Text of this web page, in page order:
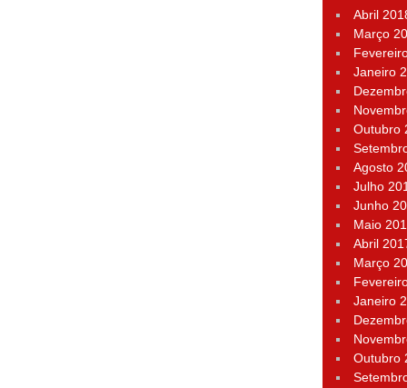
Abril
Março
Janeiro
Outubro
Agosto
Julho
Junho
Maio
Abril
Março
Janeiro
Outubro